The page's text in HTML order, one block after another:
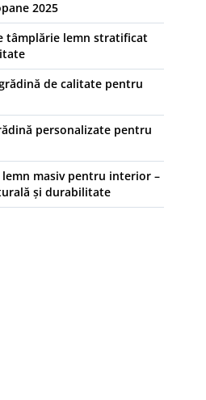
2025
tâmplărie lemn stratificat
de calitate pentru
personalizate pentru
masiv pentru interior –
și durabilitate